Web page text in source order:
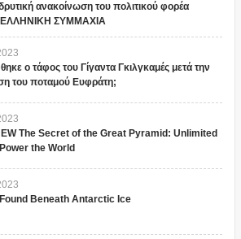
ανακοίνωση του πολιτικού φορέα
ΕΛΛΗΝΙΚΗ ΣΥΜΜΑΧΙΑ
ο τάφος του Γίγαντα Γκιλγκαμές μετά την
του ποταμού Ευφράτη;
The Secret of the Great Pyramid: Unlimited
the World
Beneath Antarctic Ice